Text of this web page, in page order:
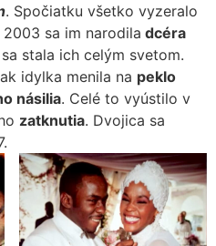
. Spočiatku všetko vyzeralo
sa im narodila dcéra
stala ich celým svetom.
idylka menila na peklo
násilia. Celé to vyústilo v
zatknutia. Dvojica sa